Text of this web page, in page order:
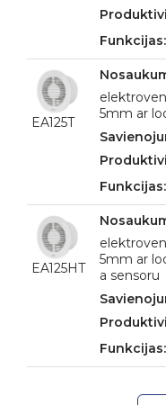
EA125T
5mm ar
EA125HT
5mm ar
a sensoru